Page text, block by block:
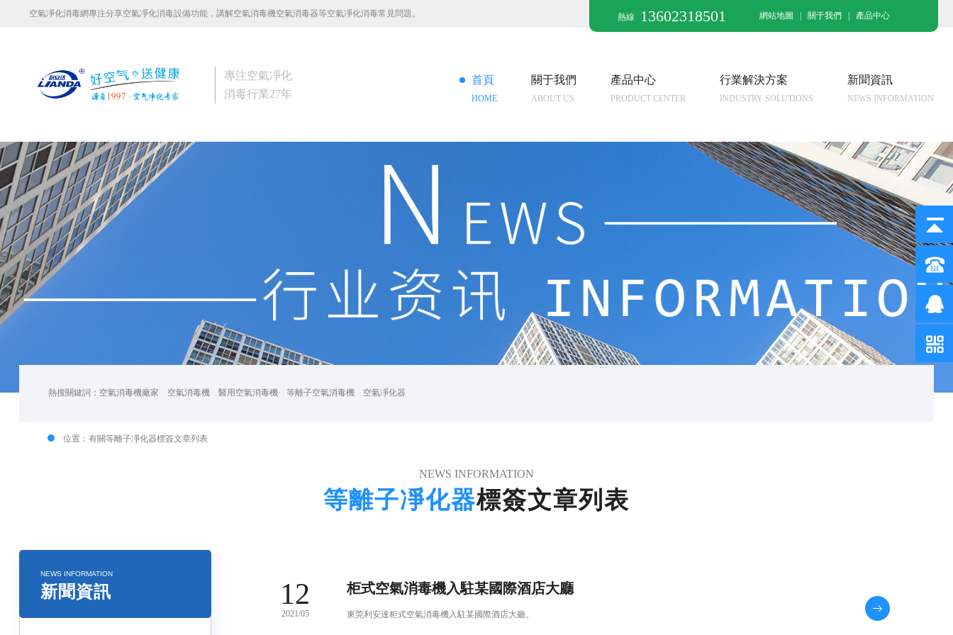
空氣凈化消毒網專注分享空氣凈化消毒設備功能，講解空氣消毒機空氣消毒器等空氣凈化消毒常見問題。 熱線 13602318501 網站地圖 關于我們 產品中心
專注空氣凈化
消毒行業27年
首頁
HOME
關于我們
ABOUT US
產品中心
PRODUCT CENTER
行業解決方案
INDUSTRY SOLUTIONS
新聞資訊
NEWS INFORMATION
熱搜關鍵詞： 空氣消毒機廠家 空氣消毒機 醫用空氣消毒機 等離子空氣消毒機 空氣凈化器
位置：有關等離子凈化器標簽文章列表
NEWS INFORMATION
等離子凈化器標簽文章列表
NEWS INFORMATION
新聞資訊 12
2021/05
柜式空氣消毒機入駐某國際酒店大廳
東莞利安達柜式空氣消毒機入駐某國際酒店大廳。